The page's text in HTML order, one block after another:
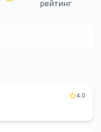
рейтинг
4.0